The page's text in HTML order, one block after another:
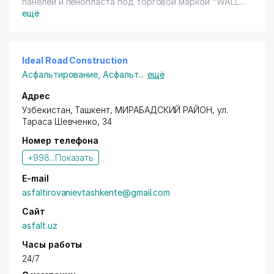
ROOF".
Пенопласт марки ПСБ-С-35
Услуги по фигурной резке пенополаста для декора в
3D и 2D формате для оформления интерьера, в
качестве декоративной отделки фасадов зданий,
также для оформления выставочных стендов,
изготовления макетов, декораций и т.п.
ещё
Ideal Road Construction
Асфальтирование ,Асфальт... ещё
Адрес
Узбекистан,Ташкент, МИРАБАДСКИЙ РАЙОН,ул.
Тараса Шевченко, 34
Номер телефона
+998...Показать
E-mail
asfaltirovanievtashkente@gmail.com
Сайт
asfalt.uz
Часы работы
24/7